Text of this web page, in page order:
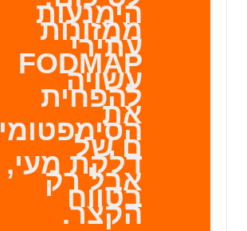
הימנעות
ממזונות
עתירי
FODMAP
עשויה
להפחית
את
הסימפטומי
ם של
דלקת מעי,
אבל רק
בטווח
הקצר.